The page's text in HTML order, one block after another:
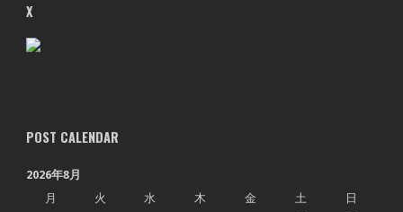
X
POST CALENDAR
2026年8月
月
火 水 木 金 土
日